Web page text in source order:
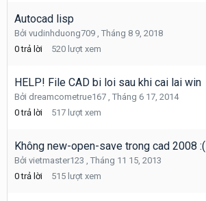
Autocad lisp
Bởi vudinhduong709 Tháng 8 9, 2018
0 trả lời 520 lượt xem
HELP! File CAD bi loi sau khi cai lai win
Bởi dreamcometrue167 Tháng 6 17, 2014
0 trả lời 517 lượt xem
Không new-open-save trong cad 2008 :(
Bởi vietmaster123
Tháng 11 15, 2013
0 trả lời 515 lượt xem